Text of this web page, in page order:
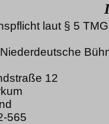
laut § 5
12
565